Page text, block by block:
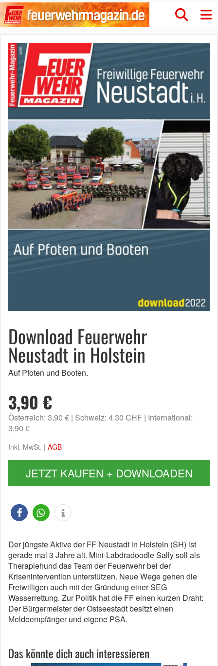
Download Feuerwehr
Neustadt in Holstein
Auf Pfoten und Booten.
3,90 €
Österreich: 3,90 € Schweiz: 4,30 CHF International:
3,90 €
Inkl. MwSt. | AGB
JETZT KAUFEN + DOWNLOADEN
Der jüngste Aktive der FF Neustadt in Holstein (SH) ist
gerade mal 3 Jahre alt. Mini-Labdradoodle Sally soll als
Therapiehund das Team der Feuerwehr bei der
Krisenintervention unterstützen. Neue Wege gehen die
Freiwilligen auch mit der Gründung einer SEG
Wasserrettung. Zur Politik hat die FF einen kurzen Draht:
Der Bürgermeister der Ostseestadt besitzt einen
Meldeempfänger und eigene PSA.
Das könnte dich auch interessieren